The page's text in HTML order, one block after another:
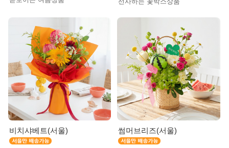
비치샤베트(서울) 썸머브리즈(서울)